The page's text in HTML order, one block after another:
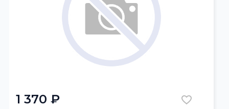
1 370 ₽